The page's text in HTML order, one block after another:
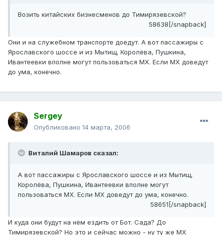
Возить китайских бизнесменов до Тимирязевской?
58638[/snapback]
Они и на служебном транспорте доедут. А вот пассажиры с
Ярославского шоссе и из Мытищ, Королёва, Пушкина,
Ивантеевки вполне могут пользоваться МХ. Если МХ доведут
до ума, конечно.
Sergey
Опубликовано 14 марта, 2006
Виталий Шамаров сказал:
А вот пассажиры с Ярославского шоссе и из Мытищ,
Королёва, Пушкина, Ивантеевки вполне могут
пользоваться МХ. Если МХ доведут до ума, конечно.
58651[/snapback]
И куда они будут на нём ездить от Бот. Сада? До
Тимирязевской? Но это и сейчас можно - ну ту же МХ